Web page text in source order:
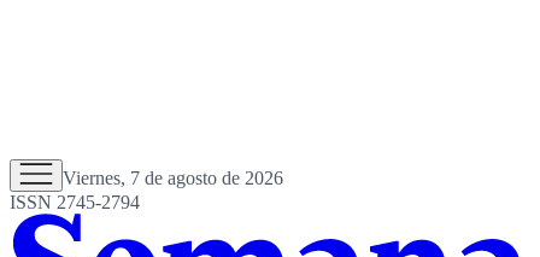
Viernes, 7 de agosto de 2026
ISSN 2745-2794